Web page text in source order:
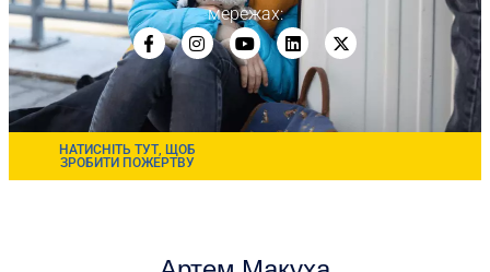
мережах:
НАТИСНІТЬ ТУТ, ЩОБ
ЗРОБИТИ ПОЖЕРТВУ